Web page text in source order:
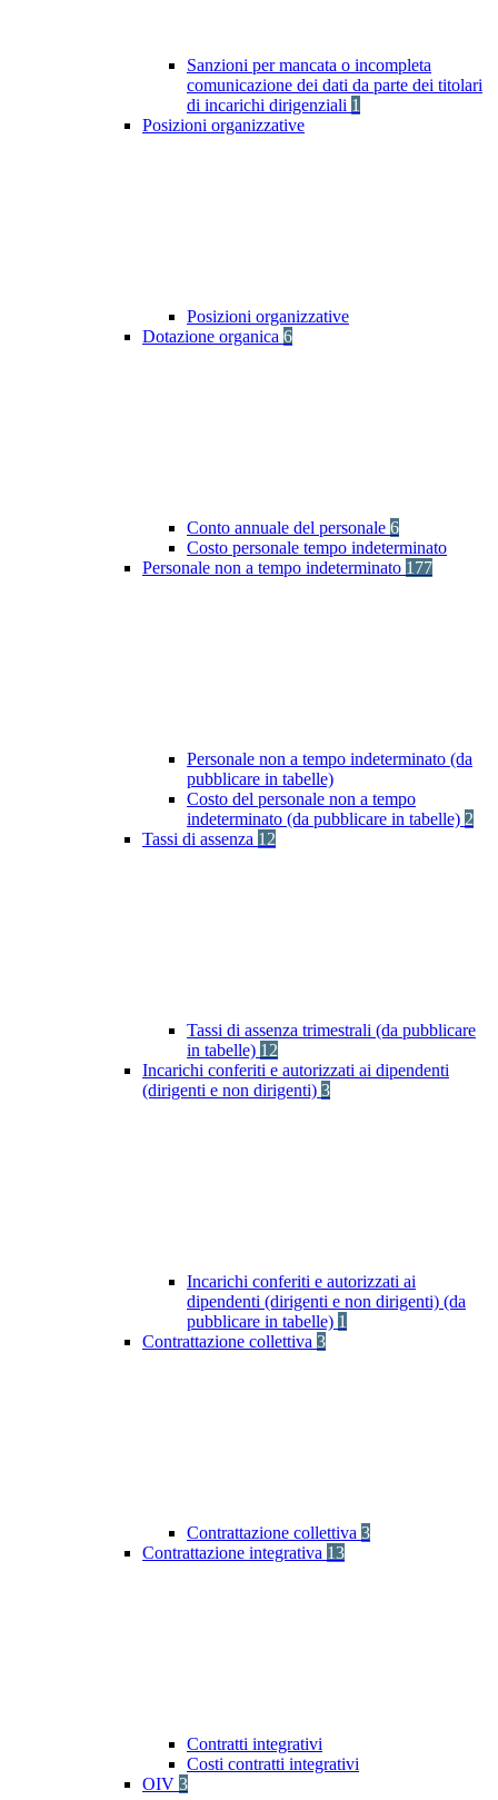
Sanzioni per mancata o incompleta
comunicazione dei dati da parte dei titolari
di incarichi dirigenziali 1
Posizioni organizzative
Posizioni organizzative
Dotazione organica 6
Conto annuale del personale 6
Costo personale tempo indeterminato
Personale non a tempo indeterminato 177
Personale non a tempo indeterminato (da
pubblicare in tabelle)
Costo del personale non a tempo
indeterminato (da pubblicare in tabelle) 2
Tassi di assenza 12
Tassi di assenza trimestrali (da pubblicare
in tabelle) 12
Incarichi conferiti e autorizzati ai dipendenti
(dirigenti e non dirigenti) 3
Incarichi conferiti e autorizzati ai
dipendenti (dirigenti e non dirigenti) (da
pubblicare in tabelle) 1
Contrattazione collettiva 3
Contrattazione collettiva 3
Contrattazione integrativa 13
Contratti integrativi
Costi contratti integrativi
OIV 3